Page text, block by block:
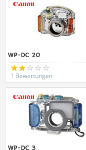
WP-DC 20
1 Bewertungen
WP-DC 3